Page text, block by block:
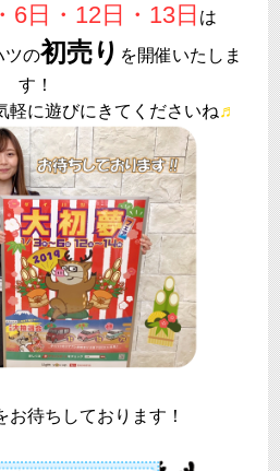
6日・12日・13日 は
ツの初売り を開催いたしま
す！
軽に遊びにきてくださいね♬
お待ちしております！